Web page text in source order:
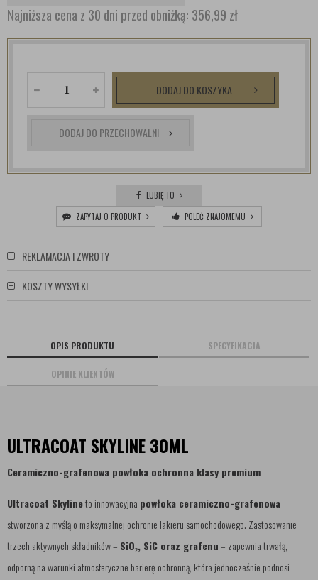
Najniższa cena z 30 dni przed obniżką:356,99 zł
DODAJ DO KOSZYKA
DODAJ DO PRZECHOWALNI
LUBIĘ TO
ZAPYTAJ O PRODUKT
POLEĆ ZNAJOMEMU
REKLAMACJA I ZWROTY
KOSZTY WYSYŁKI
OPIS PRODUKTU SPECYFIKACJA
OPINIE KLIENTÓW
ULTRACOAT SKYLINE 30ML
Ceramiczno-grafenowa powłoka ochronna klasy premium
Ultracoat Skylineto innowacyjna powłoka ceramiczno-grafenowa
stworzona z myślą o maksymalnej ochronie lakieru samochodowego. Zastosowanie
trzech aktywnych składników – SiO₂, SiC oraz grafenu– zapewnia trwałą,
odporną na warunki atmosferyczne barierę ochronną, która jednocześnie podnosi